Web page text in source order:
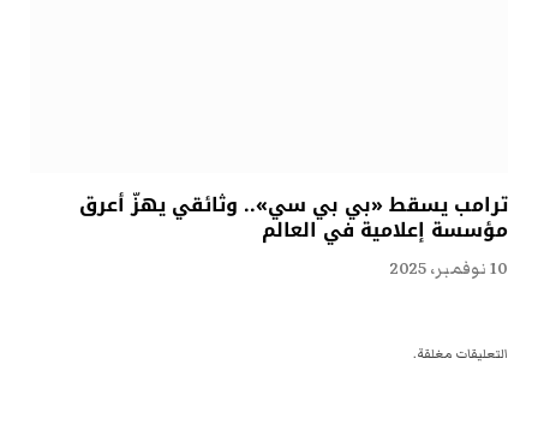
ترامب يسقط «بي بي سي».. وثائقي يهزّ أعرق
مؤسسة إعلامية في العالم
10 نوفمبر، 2025
التعليقات مغلقة.